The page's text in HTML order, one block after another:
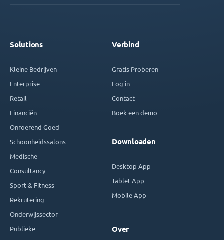
Solutions
Kleine Bedrijven
Enterprise
Retail
Financiën
Onroerend Goed
Schoonheidssalons
Medische
Consultancy
Sport & Fitness
Rekrutering
Onderwijssector
Publieke
Verbind
Gratis Proberen
Log in
Contact
Boek een demo
Downloaden
Desktop App
Tablet App
Mobile App
Over